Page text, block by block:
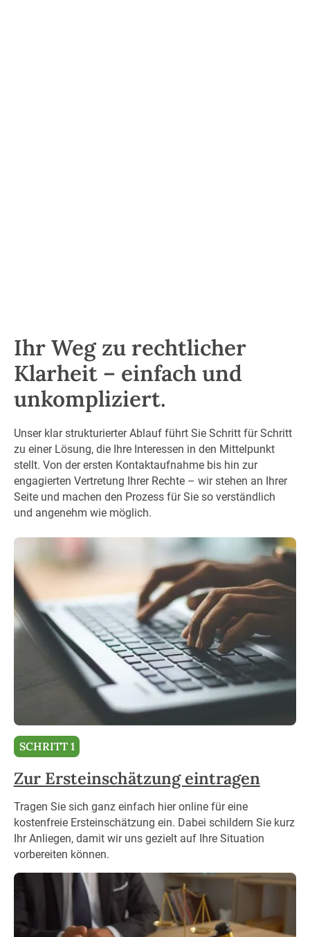
Ihr Weg zu rechtlicher
Klarheit – einfach und
unkompliziert.
Unser klar strukturierter Ablauf führt Sie Schritt für Schritt
zu einer Lösung, die Ihre Interessen in den Mittelpunkt
stellt. Von der ersten Kontaktaufnahme bis hin zur
engagierten Vertretung Ihrer Rechte – wir stehen an Ihrer
Seite und machen den Prozess für Sie so verständlich
und angenehm wie möglich.
SCHRITT 1
Zur Ersteinschätzung eintragen
Tragen Sie sich ganz einfach hier online für eine
kostenfreie Ersteinschätzung ein. Dabei schildern Sie kurz
Ihr Anliegen, damit wir uns gezielt auf Ihre Situation
vorbereiten können.